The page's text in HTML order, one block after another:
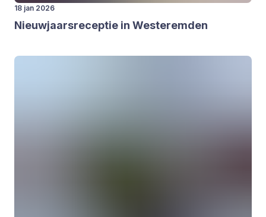
18 jan 2026
Nieuw­jaars­re­cep­tie in Wes­terem­den